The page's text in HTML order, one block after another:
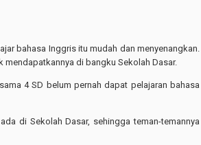
bahasa Inggris itu mudah dan menyenangkan.
di bangku Sekolah Dasar.
4 SD belum pernah dapat pelajaran bahasa
di Sekolah Dasar, sehingga teman-temannya